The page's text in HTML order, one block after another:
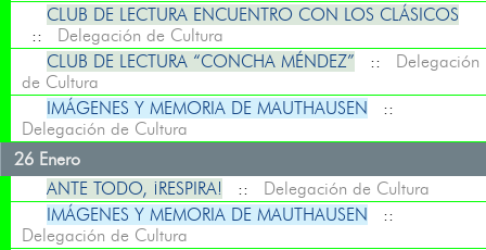
CLUB DE LECTURA ENCUENTRO CON LOS CLÁSICOS
:: Delegación de Cultura
CLUB DE LECTURA “CONCHA MÉNDEZ” :: Delegación
de Cultura
IMÁGENES Y MEMORIA DE MAUTHAUSEN ::
Delegación de Cultura
26 Enero
ANTE TODO, ¡RESPIRA!
:: Delegación de Cultura
IMÁGENES Y MEMORIA DE MAUTHAUSEN ::
Delegación de Cultura